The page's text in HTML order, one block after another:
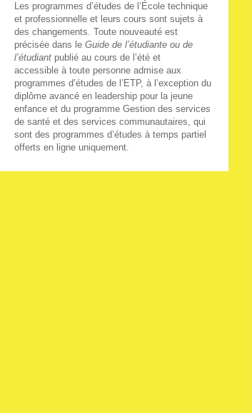
Les programmes d’études de l’École technique
et professionnelle et leurs cours sont sujets à
des changements. Toute nouveauté est
précisée dans le Guide de l’étudiante ou de
l’étudiant publié au cours de l’été et
accessible à toute personne admise aux
programmes d’études de l’ETP, à l’exception du
diplôme avancé en leadership pour la jeune
enfance et du programme Gestion des services
de santé et des services communautaires, qui
sont des programmes d’études à temps partiel
offerts en ligne uniquement.